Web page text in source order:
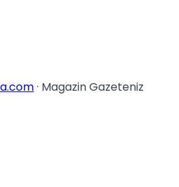
· Magazin Gazeteniz